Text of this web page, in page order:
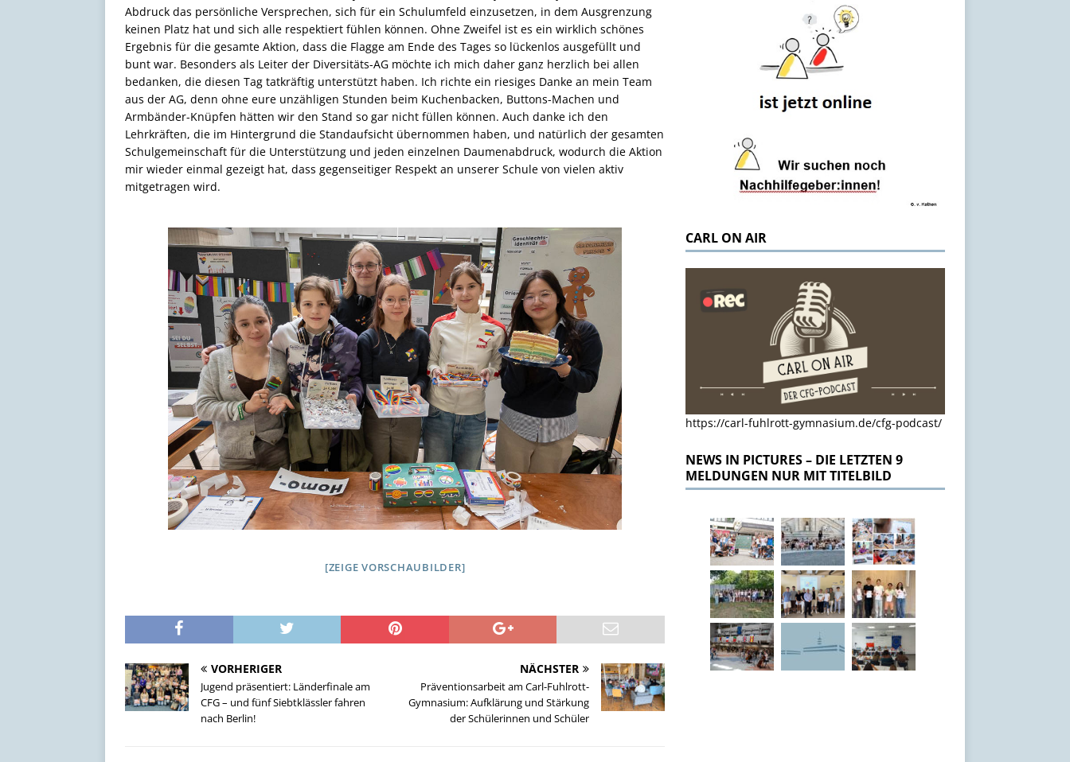
Abdruck das persönliche Versprechen, sich für ein Schulumfeld einzusetzen, in dem Ausgrenzung
keinen Platz hat und sich alle respektiert fühlen können. Ohne Zweifel ist es ein wirklich schönes
Ergebnis für die gesamte Aktion, dass die Flagge am Ende des Tages so lückenlos ausgefüllt und
bunt war. Besonders als Leiter der Diversitäts-AG möchte ich mich daher ganz herzlich bei allen
bedanken, die diesen Tag tatkräftig unterstützt haben. Ich richte ein riesiges Danke an mein Team
aus der AG, denn ohne eure unzähligen Stunden beim Kuchenbacken, Buttons-Machen und
Armbänder-Knüpfen hätten wir den Stand so gar nicht füllen können. Auch danke ich den
Lehrkräften, die im Hintergrund die Standaufsicht übernommen haben, und natürlich der gesamten
Schulgemeinschaft für die Unterstützung und jeden einzelnen Daumenabdruck, wodurch die Aktion
mir wieder einmal gezeigt hat, dass gegenseitiger Respekt an unserer Schule von vielen aktiv
mitgetragen wird.
[ZEIGE VORSCHAUBILDER]
VORHERIGER
Jugend präsentiert: Länderfinale am
CFG – und fünf Siebtklässler fahren
nach Berlin!
NÄCHSTER
Präventionsarbeit am Carl-Fuhlrott-
Gymnasium: Aufklärung und Stärkung
der Schülerinnen und Schüler
CARL ON AIR
https://carl-fuhlrott-gymnasium.de/cfg-podcast/
NEWS IN PICTURES – DIE LETZTEN 9
MELDUNGEN NUR MIT TITELBILD